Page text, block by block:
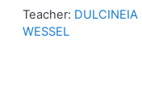
Teacher: DULCINEIA
WESSEL